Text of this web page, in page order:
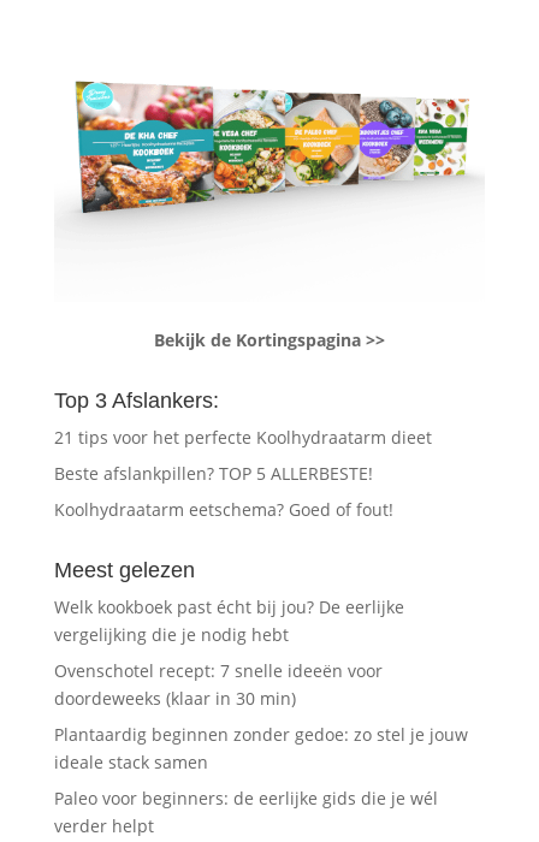
Bekijk de Kortingspagina >>
Top 3 Afslankers:
21 tips voor het perfecte Koolhydraatarm dieet
Beste afslankpillen? TOP 5 ALLERBESTE!
Koolhydraatarm eetschema? Goed of fout!
Meest gelezen
Welk kookboek past écht bij jou? De eerlijke
vergelijking die je nodig hebt
Ovenschotel recept: 7 snelle ideeën voor
doordeweeks (klaar in 30 min)
Plantaardig beginnen zonder gedoe: zo stel je jouw
ideale stack samen
Paleo voor beginners: de eerlijke gids die je wél
verder helpt